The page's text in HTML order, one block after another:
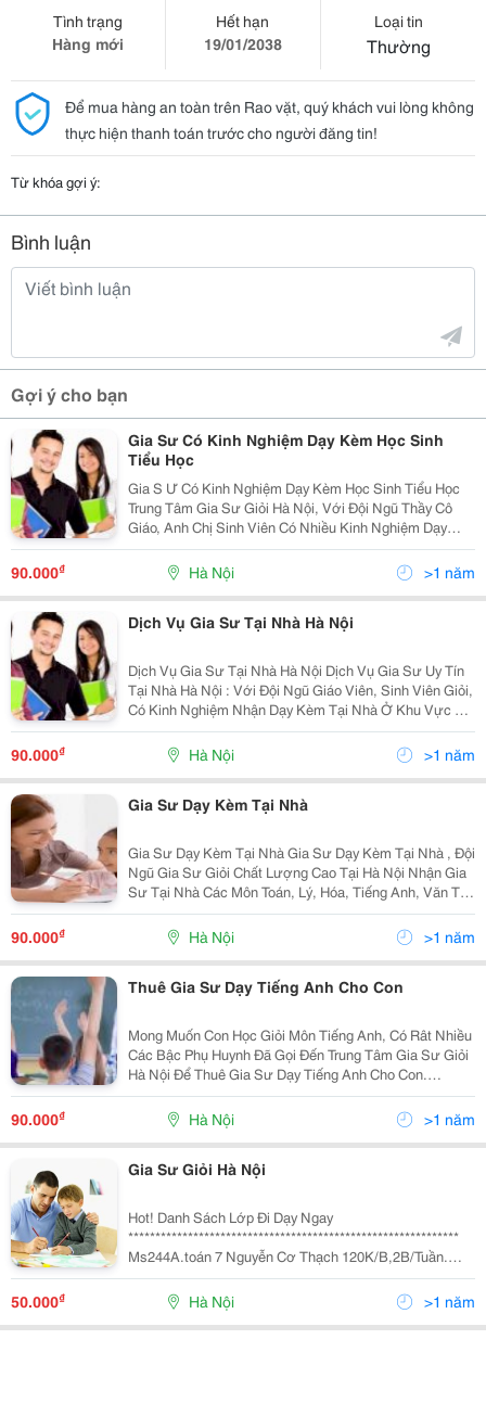
Tình trạng
Hàng mới
Hết hạn
19/01/2038
Loại tin
Thường
Để mua hàng an toàn trên Rao vặt, quý khách vui lòng không
thực hiện thanh toán trước cho người đăng tin!
Từ khóa gợi ý:
Bình luận
Gợi ý cho bạn
Gia Sư Có Kinh Nghiệm Dạy Kèm Học Sinh
Tiểu Học
Gia S Ư Có Kinh Nghiệm Dạy Kèm Học Sinh Tiểu Học
Trung Tâm Gia Sư Giỏi Hà Nội, Với Đội Ngũ Thầy Cô
Giáo, Anh Chị Sinh Viên Có Nhiều Kinh Nghiệm Dạy
Kèm Cho Học Sinh Tiểu Học Tại Nhà. Bằng Phương
Pháp Giảng Dạy Khoa Học, Lối Dẫn Giir Tươi Vui
90.000₫ Hà Nội >1 năm
Dịch Vụ Gia Sư Tại Nhà Hà Nội
Dịch Vụ Gia Sư Tại Nhà Hà Nội Dịch Vụ Gia Sư Uy Tín
Tại Nhà Hà Nội : Với Đội Ngũ Giáo Viên, Sinh Viên Giỏi,
Có Kinh Nghiệm Nhận Dạy Kèm Tại Nhà Ở Khu Vực Hà
Nội Các Môn Toán Lý Hóa Anh Văn Từ Lớp 1 Đến Lớp
90.000₫ Hà Nội >1 năm
Gia Sư Dạy Kèm Tại Nhà
Gia Sư Dạy Kèm Tại Nhà Gia Sư Dạy Kèm Tại Nhà , Đội
Ngũ Gia Sư Giỏi Chất Lượng Cao Tại Hà Nội Nhận Gia
Sư Tại Nhà Các Môn Toán, Lý, Hóa, Tiếng Anh, Văn Từ
Lớp 1 Đến Lớp 12 Ở Khu Vực Hà Nội. Liên Hệ Tìm Gia
Sư Dạy Kèm Tại Nhà :0979.271.260(Cô Hà)
90.000₫ Hà Nội >1 năm
Thuê Gia Sư Dạy Tiếng Anh Cho Con
Mong Muốn Con Học Giỏi Môn Tiếng Anh, Có Rât Nhiều
Các Bậc Phụ Huynh Đã Gọi Đến Trung Tâm Gia Sư Giỏi
Hà Nội Để Thuê Gia Sư Dạy Tiếng Anh Cho Con.
&Ldquo; Cháu Học Tiếng Anh Cũng Khá, Nhưng Tôi
Vẫn Cần Thuê Gia Sư Tiếng Anh Để Dạy Cháu Giỏ
90.000₫ Hà Nội >1 năm
Gia Sư Giỏi Hà Nội
Hot! Danh Sách Lớp Đi Dạy Ngay
*************************************************************
Ms244A.toán 7 Nguyễn Cơ Thạch 120K/B,2B/Tuần.
Ycsv Ms244B.văn7 Nguyễn Cơ Thạch 120K/B,2B/Tuần.
Ycsv Ms 243. Gia Sư Toán 12 , Tạ Quang Bửu, 130K/B
50.000₫ Hà Nội >1 năm